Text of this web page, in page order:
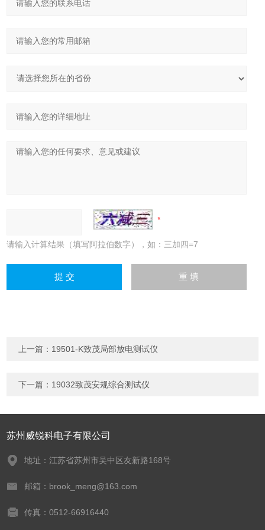
请输入计算结果（填写阿拉伯数字），如：三加四=7
上一篇： 19501-K致茂局部放电测试仪
下一篇： 19032致茂安规综合测试仪
苏州威锐科电子有限公司
地址：江苏省苏州市吴中区友新路168号
邮箱：brook_meng@163.com
传真：0512-66916440